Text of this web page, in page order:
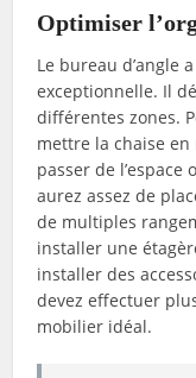
Optimiser
Le bureau d’angle
exceptionnelle. Il
différentes zones.
mettre la chaise
passer de
aurez assez de
de multiples
installer une
installer des
devez effectuer
mobilier idéal.